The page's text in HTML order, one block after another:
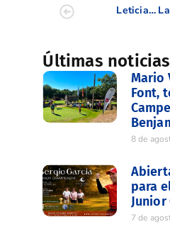
Leticia Ras y José Manuel Carriles se imponen en la cuarta prueba de Profesionales de la CV
Últimas noticias
Mario
Font,
8 de
para
Junior
7 de